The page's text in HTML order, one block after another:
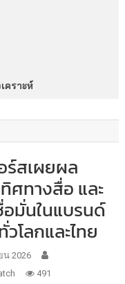
คราะห์
ร์สเผยผล
ศทางสื่อ และ
อมั่นในแบรนด์
โลกและไทย
น 2026
491